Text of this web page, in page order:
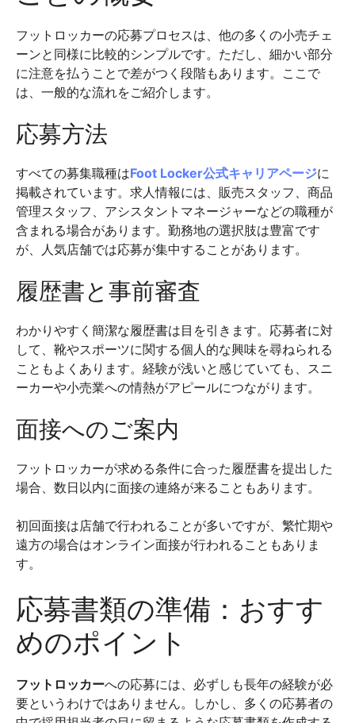
フットロッカーの応募プロセスは、他の多くの小売チェ
ーンと同様に比較的シンプルです。ただし、細かい部分
に注意を払うことで差がつく段階もあります。ここで
は、一般的な流れをご紹介します。
応募方法
すべての募集職種はFoot Locker公式キャリアページに
掲載されています。求人情報には、販売スタッフ、商品
管理スタッフ、アシスタントマネージャーなどの職種が
含まれる場合があります。勤務地の選択肢は豊富です
が、人気店舗では応募が集中することがあります。
履歴書と事前審査
わかりやすく簡潔な履歴書は目を引きます。応募者に対
して、靴やスポーツに関する個人的な興味を尋ねられる
こともよくあります。経験が浅いと感じていても、スニ
ーカーや小売業への情熱がアピールにつながります。
面接へのご案内
フットロッカーが求める条件に合った履歴書を提出した
場合、数日以内に面接の連絡が来ることもあります。
初回面接は店舗で行われることが多いですが、繁忙期や
遠方の場合はオンライン面接が行われることもありま
す。
応募書類の準備：おすす
めのポイント
フットロッカーへの応募には、必ずしも長年の経験が必
要というわけではありません。しかし、多くの応募者の